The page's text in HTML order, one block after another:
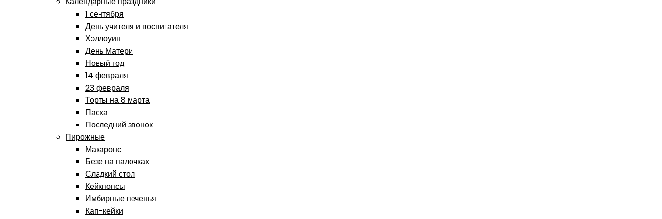
1 сентября
День учителя и воспитателя
Хэллоуин
День Матери
Новый год
14 февраля
23 февраля
Торты на 8 марта
Пасха
Последний звонок
Пирожные
Макаронс
Безе на палочках
Сладкий стол
Кейкпопсы
Имбирные печенья
Кап-кейки